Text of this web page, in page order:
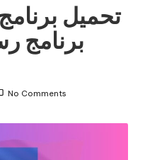
تحميل
No Comments